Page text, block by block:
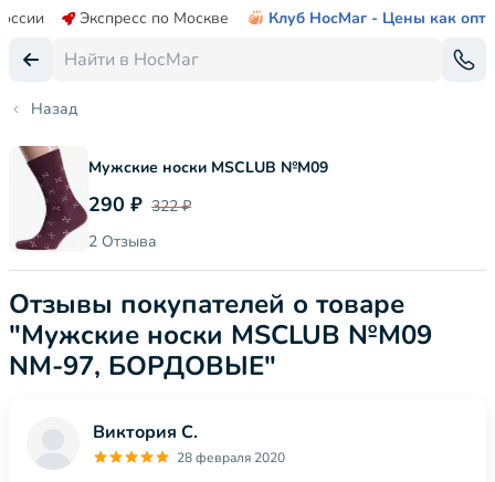
Экспресс по Москве Клуб НосМаг - Цены как опт
Назад
Мужские носки MSCLUB №М09
290 ₽ 322 ₽
2 Отзыва
Отзывы покупателей о товаре
"Мужские носки MSCLUB №М09
NM-97, БОРДОВЫЕ"
Виктория С.
28 февраля 2020